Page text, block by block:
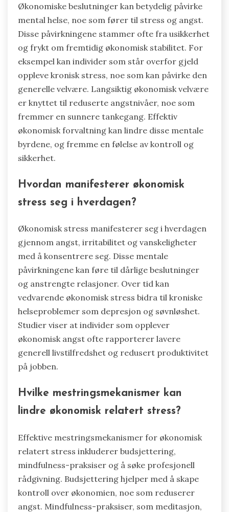
Økonomiske beslutninger kan betydelig påvirke
mental helse, noe som fører til stress og angst.
Disse påvirkningene stammer ofte fra usikkerhet
og frykt om fremtidig økonomisk stabilitet. For
eksempel kan individer som står overfor gjeld
oppleve kronisk stress, noe som kan påvirke den
generelle velvære. Langsiktig økonomisk velvære
er knyttet til reduserte angstnivåer, noe som
fremmer en sunnere tankegang. Effektiv
økonomisk forvaltning kan lindre disse mentale
byrdene, og fremme en følelse av kontroll og
sikkerhet.
Hvordan manifesterer økonomisk
stress seg i hverdagen?
Økonomisk stress manifesterer seg i hverdagen
gjennom angst, irritabilitet og vanskeligheter
med å konsentrere seg. Disse mentale
påvirkningene kan føre til dårlige beslutninger
og anstrengte relasjoner. Over tid kan
vedvarende økonomisk stress bidra til kroniske
helseproblemer som depresjon og søvnløshet.
Studier viser at individer som opplever
økonomisk angst ofte rapporterer lavere
generell livstilfredshet og redusert produktivitet
på jobben.
Hvilke mestringsmekanismer kan
lindre økonomisk relatert stress?
Effektive mestringsmekanismer for økonomisk
relatert stress inkluderer budsjettering,
mindfulness-praksiser og å søke profesjonell
rådgivning. Budsjettering hjelper med å skape
kontroll over økonomien, noe som reduserer
angst. Mindfulness-praksiser, som meditasjon,